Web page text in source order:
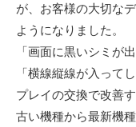
が、お客様の大切な
ようになりました。
「画面に黒いシミが
「横線縦線が入って
プレイの交換で改善
古い機種から最新機